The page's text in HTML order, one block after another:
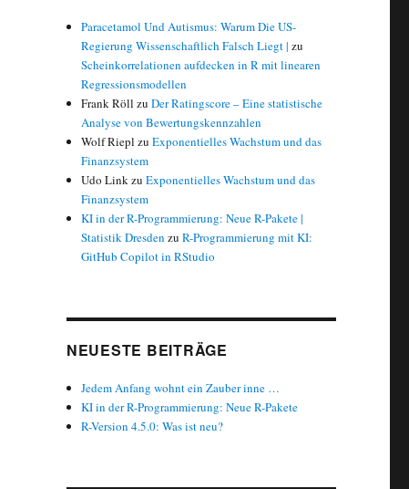
Paracetamol Und Autismus: Warum Die US-
Regierung Wissenschaftlich Falsch Liegt | zu
Scheinkorrelationen aufdecken in R mit linearen
Regressionsmodellen
Frank Röll zuDer Ratingscore – Eine statistische
Analyse von Bewertungskennzahlen
Wolf Riepl zuExponentielles Wachstum und das
Finanzsystem
Udo LinkzuExponentielles Wachstum und das
Finanzsystem
KI in der R-Programmierung: Neue R-Pakete |
Statistik Dresden zuR-Programmierung mit KI:
GitHub Copilot in RStudio
NEUESTE BEITRÄGE
Jedem Anfang wohnt ein Zauber inne …
KI in der R-Programmierung: Neue R-Pakete
R-Version 4.5.0: Was ist neu?